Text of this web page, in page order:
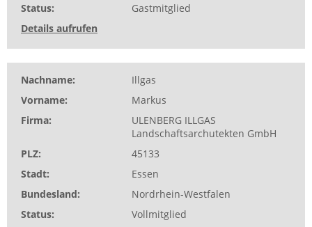
Status
Gastmitglied
Details aufrufen
Nachname
Illgas
Vorname
Markus
Firma
ULENBERG ILLGAS
Landschaftsarchutekten GmbH
PLZ
45133
Stadt
Essen
Bundesland
Nordrhein-Westfalen
Status
Vollmitglied